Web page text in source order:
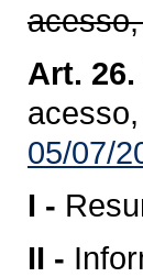
Art. 26.
05/07/
I -
II -